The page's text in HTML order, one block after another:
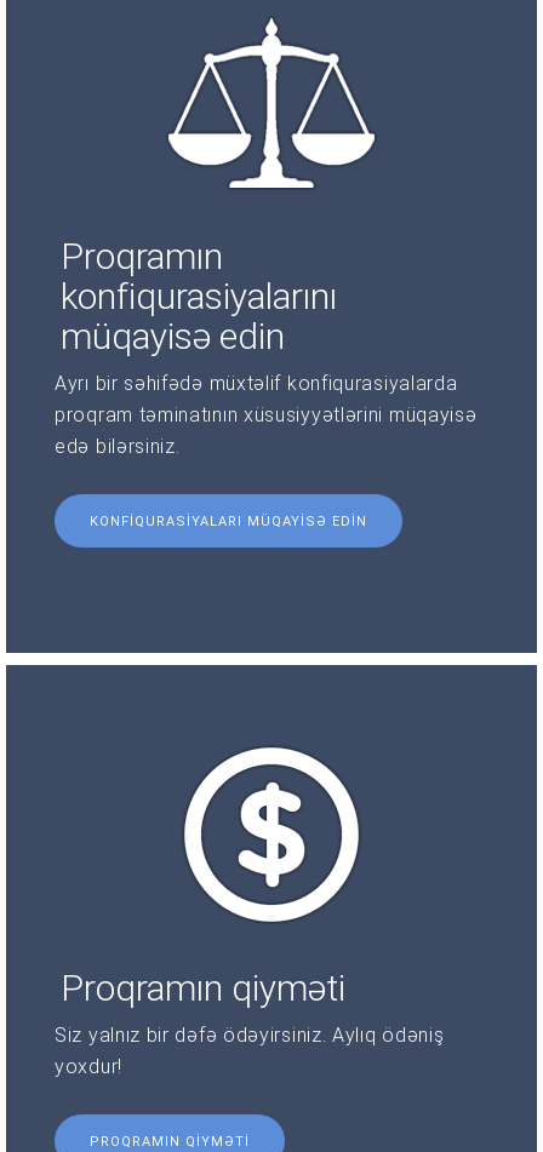
Proqramın
konfiqurasiyalarını
müqayisə edin
Ayrı bir səhifədə müxtəlif konfiqurasiyalarda
proqram təminatının xüsusiyyətlərini müqayisə
edə bilərsiniz.
KONFIQURASIYALARI MÜQAYISƏ EDIN
Proqramın qiyməti
Siz yalnız bir dəfə ödəyirsiniz. Aylıq ödəniş
yoxdur!
PROQRAMIN QIYMƏTI